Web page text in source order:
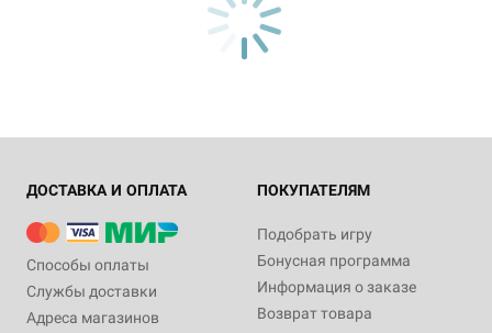
ДОСТАВКА И ОПЛАТА
Способы оплаты
Службы доставки
Адреса магазинов
ПОКУПАТЕЛЯМ
Подобрать игру
Бонусная программа
Информация о заказе
Возврат товара